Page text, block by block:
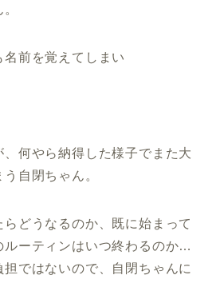
前を覚えてしまい
何やら納得した様子でまた大
自閉ちゃん。
どうなるのか、既に始まって
ルーティンはいつ終わるのか…
ではないので、自閉ちゃんに